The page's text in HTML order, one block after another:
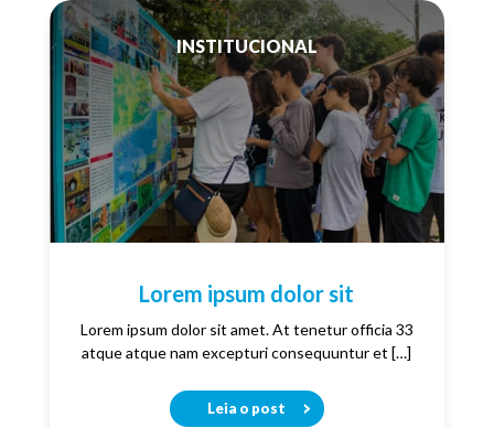
INSTITUCIONAL
Lorem ipsum dolor sit
Lorem ipsum dolor sit amet. At tenetur officia 33
atque atque nam excepturi consequuntur et […]
Leia o post